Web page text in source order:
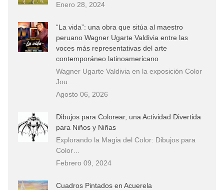
Enero 28, 2024
“La vida”: una obra que sitúa al maestro
peruano Wagner Ugarte Valdivia entre las
voces más representativas del arte
contemporáneo latinoamericano
Wagner Ugarte Valdivia en la exposición Color
Jou…
Agosto 06, 2026
Dibujos para Colorear, una Actividad Divertida
para Niños y Niñas
Explorando la Magia del Color: Dibujos para
Color…
Febrero 09, 2024
Cuadros Pintados en Acuerela